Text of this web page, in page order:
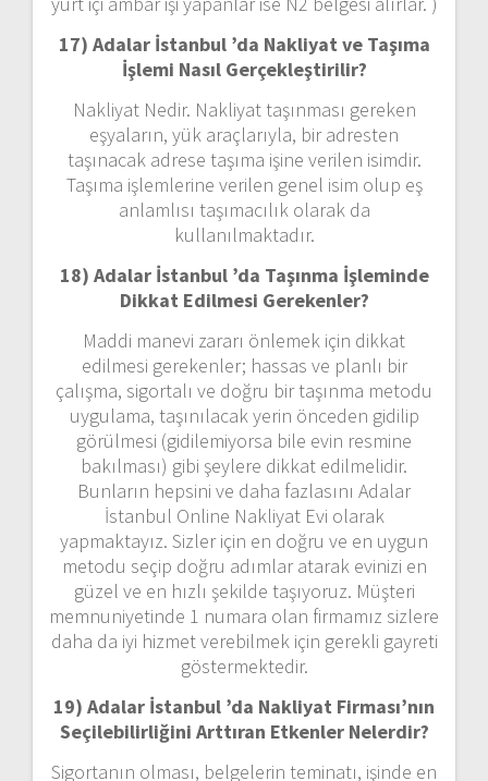
17) Adalar İstanbul ’da Nakliyat ve Taşıma
İşlemi Nasıl Gerçekleştirilir?
Nakliyat Nedir. Nakliyat taşınması gereken
eşyaların, yük araçlarıyla, bir adresten
taşınacak adrese taşıma işine verilen isimdir.
Taşıma işlemlerine verilen genel isim olup eş
anlamlısı taşımacılık olarak da
kullanılmaktadır.
18) Adalar İstanbul ’da Taşınma İşleminde
Dikkat Edilmesi Gerekenler?
Maddi manevi zararı önlemek için dikkat
edilmesi gerekenler; hassas ve planlı bir
çalışma, sigortalı ve doğru bir taşınma metodu
uygulama, taşınılacak yerin önceden gidilip
görülmesi (gidilemiyorsa bile evin resmine
bakılması) gibi şeylere dikkat edilmelidir.
Bunların hepsini ve daha fazlasını Adalar
İstanbul Online Nakliyat Evi olarak
yapmaktayız. Sizler için en doğru ve en uygun
metodu seçip doğru adımlar atarak evinizi en
güzel ve en hızlı şekilde taşıyoruz. Müşteri
memnuniyetinde 1 numara olan firmamız sizlere
daha da iyi hizmet verebilmek için gerekli gayreti
göstermektedir.
19) Adalar İstanbul ’da Nakliyat Firması’nın
Seçilebilirliğini Arttıran Etkenler Nelerdir?
Sigortanın olması, belgelerin teminatı, işinde en